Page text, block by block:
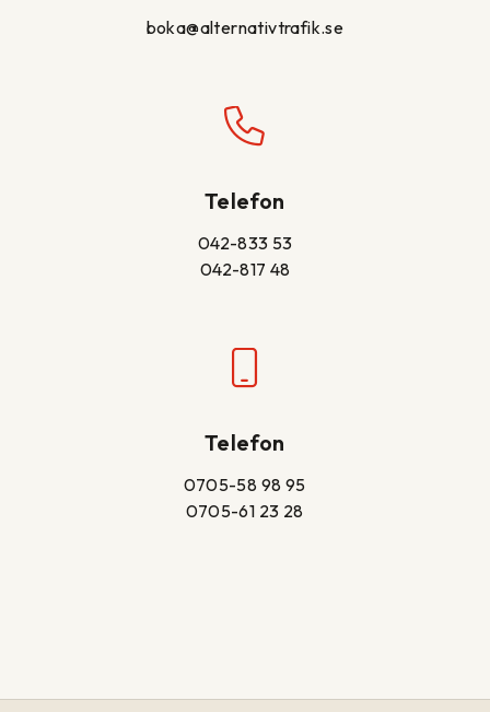
boka@alternativtrafik.se
Telefon
042-833 53
042-817 48
Telefon
0705-58 98 95
0705-61 23 28